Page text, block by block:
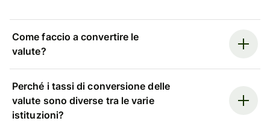
Come faccio a convertire le
valute?
Perché i tassi di conversione delle
valute sono diverse tra le varie
istituzioni?